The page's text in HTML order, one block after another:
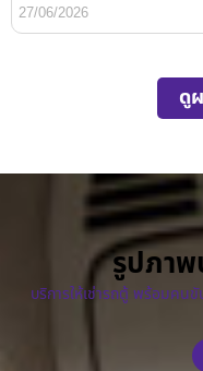
27/06/2026
ดู
รูปภาพ
บริการให้เช่ารถตู้ พร้อมคน